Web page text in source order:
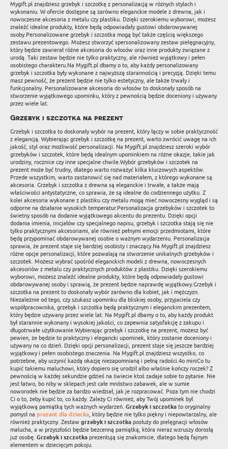
Mygift.pl znajdziesz grzebyk i szczotkę z personalizacją w różnych stylach i
wykonaniu. W ofercie dostępne są zarówno eleganckie modele z drewna, jak i
nowoczesne akcesoria z metalu czy plastiku. Dzięki szerokiemu wyborowi, możesz
znaleźć idealne produkty, które będą odpowiadały gustowi obdarowywanej
osoby.Personalizowane grzebyk i szczotka mogą być także częścią większego
zestawu prezentowego. Możesz stworzyć spersonalizowany zestaw pielęgnacyjny,
który będzie zawierał różne akcesoria do włosów oraz inne produkty związane z
urodą. Taki zestaw będzie nie tylko praktyczny, ale również wyjątkowy i pełen
osobistego charakteru.Na Mygift.pl dbamy o to, aby każdy personalizowany
grzebyk i szczotka były wykonane z najwyższą starannością i precyzją. Dzięki temu
masz pewność, że prezent będzie nie tylko estetyczny, ale także trwały i
funkcjonalny. Personalizowane akcesoria do włosów to doskonały sposób na
stworzenie wyjątkowego upominku, który z pewnością będzie doceniony i używany
przez wiele lat.
Grzebyk i szczotka na prezent
Grzebyk i szczotka to doskonały wybór na prezent, który łączy w sobie praktyczność
z elegancją. Wybierając grzebyk i szczotkę na prezent, warto zwrócić uwagę na ich
jakość, styl oraz możliwość personalizacji. Na Mygift.pl znajdziesz szeroki wybór
grzebyków i szczotek, które będą idealnym upominkiem na różne okazje, takie jak
urodziny, rocznice czy inne specjalne chwile.Wybór grzebyków i szczotek na
prezent może być trudny, dlatego warto rozważyć kilka kluczowych aspektów.
Przede wszystkim, warto zastanowić się nad materiałem, z którego wykonane są
akcesoria. Grzebyk i szczotka z drewna są eleganckie i trwałe, a także mają
właściwości antystatyczne, co sprawia, że są idealne do codziennego użytku. Z
kolei akcesoria wykonane z plastiku czy metalu mogą mieć nowoczesny wygląd i są
odporne na działanie wysokich temperatur.Personalizacja grzebyków i szczotek to
świetny sposób na dodanie wyjątkowego akcentu do prezentu. Dzięki opcji
dodania imienia, inicjałów czy specjalnego napisu, grzebyk i szczotka stają się nie
tylko praktycznymi akcesoriami, ale również pełnymi emocji przedmiotami, które
będą przypominać obdarowywanej osobie o ważnym wydarzeniu. Personalizacja
sprawia, że prezent staje się bardziej osobisty i znaczący.Na Mygift.pl znajdziesz
różne opcje personalizacji, które pozwalają na stworzenie unikalnych grzebyków i
szczotek. Możesz wybrać spośród eleganckich modeli z drewna, nowoczesnych
akcesoriów z metalu czy praktycznych produktów z plastiku. Dzięki szerokiemu
wyborowi, możesz znaleźć idealne produkty, które będą odpowiadały gustowi
obdarowywanej osoby i sprawią, że prezent będzie naprawdę wyjątkowy.Grzebyk i
szczotka na prezent to doskonały wybór zarówno dla kobiet, jak i mężczyzn.
Niezależnie od tego, czy szukasz upominku dla bliskiej osoby, przyjaciela czy
współpracownika, grzebyk i szczotka będą praktycznym i eleganckim prezentem,
który będzie używany przez wiele lat. Na Mygift.pl dbamy o to, aby każdy produkt
był starannie wykonany i wysokiej jakości, co zapewnia satysfakcję z zakupu i
długotrwałe użytkowanie.Wybierając grzebyk i szczotkę na prezent, możesz być
pewien, że będzie to praktyczny i elegancki upominek, który zostanie doceniony i
używany na co dzień. Dzięki opcji personalizacji, prezent staje się jeszcze bardziej
wyjątkowy i pełen osobistego znaczenia. Na Mygift.pl znajdziesz wszystko, co
potrzebne, aby uczynić każdą okazję niezapomnianą i pełną radości.4o miniCo tu
kupić takiemu maluchowi, który dopiero się urodził albo właśnie kończy roczek? Z
pewnością w każdej sekundzie gdzieś na świecie ktoś zadaje sobie to pytanie. Nie
jest łatwo, bo niby w sklepach jest całe mnóstwo zabawek, ale w sumie
noworodek nie będzie za bardzo wiedział, jak je rozpracować. Poza tym nie chodzi
Ci o to, żeby kupić to, co każdy. Zależy Ci również, aby Twój upominek był
wyjątkową pamiątką tych ważnych wydarzeń. Grzebyk i szczotka to oryginalny
pomysł na prezent dla dziecka, który będzie nie tylko piękny i niepowtarzalny, ale
również praktyczny. Zestaw grzebyk i szczotka posłuży do pielęgnacji włosów
malucha, a w przyszłości będzie bezcenną pamiątką, która nieraz wzruszy dorosłą
już osobę. Grzebyk i szczotka prezentują się znakomicie, dlatego będą fajnym
elementem w dziecięcym pokoju.